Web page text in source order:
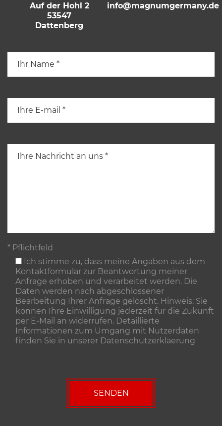
Auf der Hohl 2
53547
Dattenberg
info@magnumgermany.de
* Pflichtfeld
Ich stimme zu, dass meine Angaben aus dem
Kontaktformular zur Beantwortung meiner
Anfrage erhoben und verarbeitet werden. Die
Daten werden nach abgeschlossener
Bearbeitung Ihrer Anfrage gelöscht. Hinweis: Sie
können Ihre Einwilligung jederzeit für die Zukunft
per E-Mail an widerrufen. Detaillierte
Informationen zum Umgang mit Nutzerdaten
finden Sie in unserer Datenschutzerklaerung